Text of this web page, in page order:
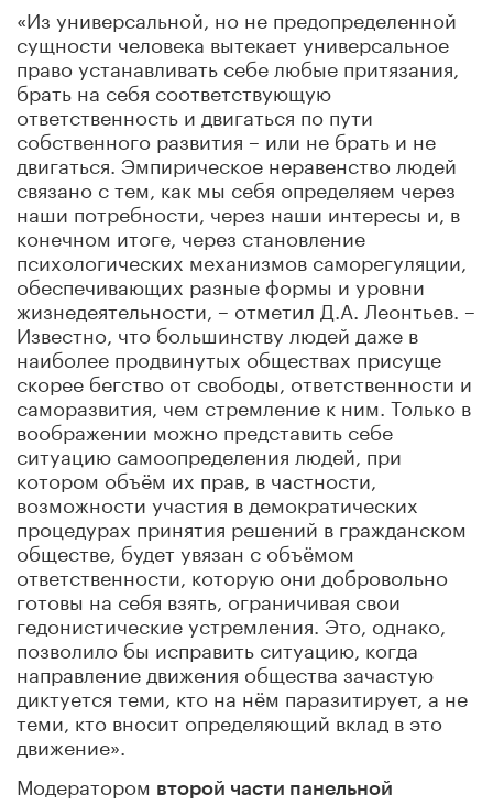
«Из универсальной, но не предопределенной
сущности человека вытекает универсальное
право устанавливать себе любые притязания,
брать на себя соответствующую
ответственность и двигаться по пути
собственного развития – или не брать и не
двигаться. Эмпирическое неравенство людей
связано с тем, как мы себя определяем через
наши потребности, через наши интересы и, в
конечном итоге, через становление
психологических механизмов саморегуляции,
обеспечивающих разные формы и уровни
жизнедеятельности, – отметил Д.А. Леонтьев. –
Известно, что большинству людей даже в
наиболее продвинутых обществах присуще
скорее бегство от свободы, ответственности и
саморазвития, чем стремление к ним. Только в
воображении можно представить себе
ситуацию самоопределения людей, при
котором объём их прав, в частности,
возможности участия в демократических
процедурах принятия решений в гражданском
обществе, будет увязан с объёмом
ответственности, которую они добровольно
готовы на себя взять, ограничивая свои
гедонистические устремления. Это, однако,
позволило бы исправить ситуацию, когда
направление движения общества зачастую
диктуется теми, кто на нём паразитирует, а не
теми, кто вносит определяющий вклад в это
движение».
Модератором второй части панельной